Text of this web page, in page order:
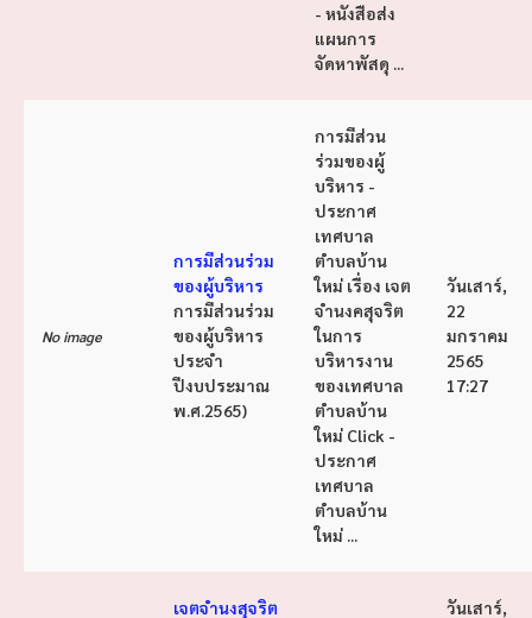
- หนังสือส่ง
แผนการ
จัดหาพัสดุ ...
No image
การมีส่วนร่วม
ของผู้บริหาร
การมีส่วนร่วม
ของผู้บริหาร
ประจำ
ปีงบประมาณ
พ.ศ.2565)
การมีส่วน
ร่วมของผู้
บริหาร -
ประกาศ
เทศบาล
ตำบลบ้าน
ใหม่ เรื่อง เจต
จำนงคสุจริต
ในการ
บริหารงาน
ของเทศบาล
ตำบลบ้าน
ใหม่ Click -
ประกาศ
เทศบาล
ตำบลบ้าน
ใหม่ ...
วันเสาร์,
22
มกราคม
2565
17:27
เจตจำนงสุจริต วันเสาร์,